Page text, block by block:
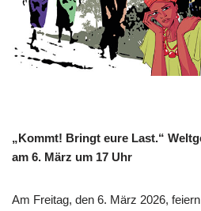
„Kommt! Bringt eure Last.“
am 6. März um 17 Uhr
Am Freitag, den 6. März 2026,